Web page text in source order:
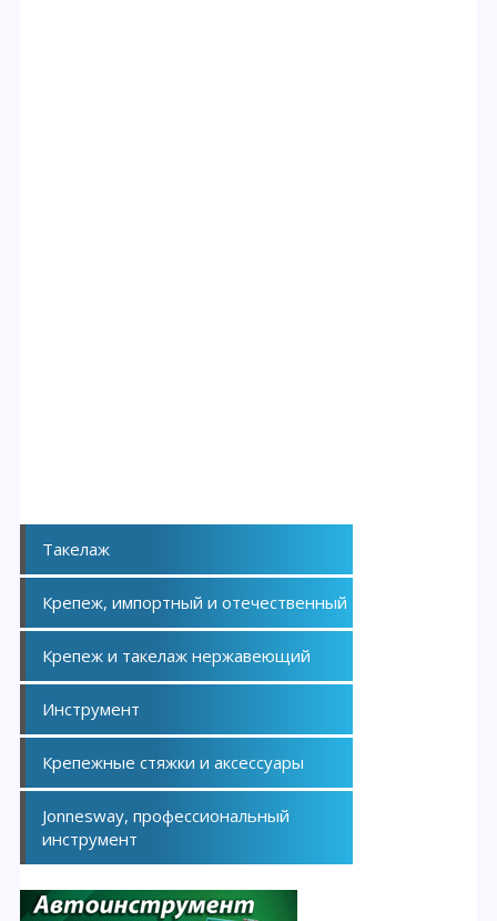
Такелаж
Крепеж, импортный и отечественный
Крепеж и такелаж нержавеющий
Инструмент
Крепежные стяжки и аксессуары
Jonnesway, профессиональный
инструмент